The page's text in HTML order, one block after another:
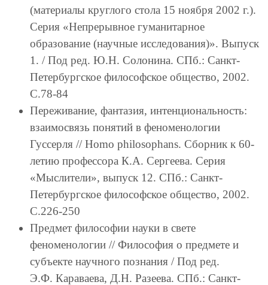
(материалы круглого стола 15 ноября 2002 г.).
Серия «Непрерывное гуманитарное
образование (научные исследования)». Выпуск
1. / Под ред. Ю.Н. Солонина. СПб.: Санкт-
Петербургское философское общество, 2002.
С.78-84
Переживание, фантазия, интенциональность:
взаимосвязь понятий в феноменологии
Гуссерля // Homo philosophans. Сборник к 60-
летию профессора К.А. Сергеева. Серия
«Мыслители», выпуск 12. СПб.: Санкт-
Петербургское философское общество, 2002.
С.226-250
Предмет философии науки в свете
феноменологии // Философия о предмете и
субъекте научного познания / Под ред.
Э.Ф. Караваева, Д.Н. Разеева. СПб.: Санкт-